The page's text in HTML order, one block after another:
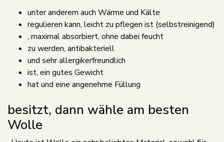
unter anderem auch Wärme und Kälte
regulieren kann, leicht zu pflegen ist (selbstreinigend)
, maximal absorbiert, ohne dabei feucht
zu werden, antibakteriell
und sehr allergikerfreundlich
ist, ein gutes Gewicht
hat und eine angenehme Füllung
besitzt, dann wähle am besten
Wolle